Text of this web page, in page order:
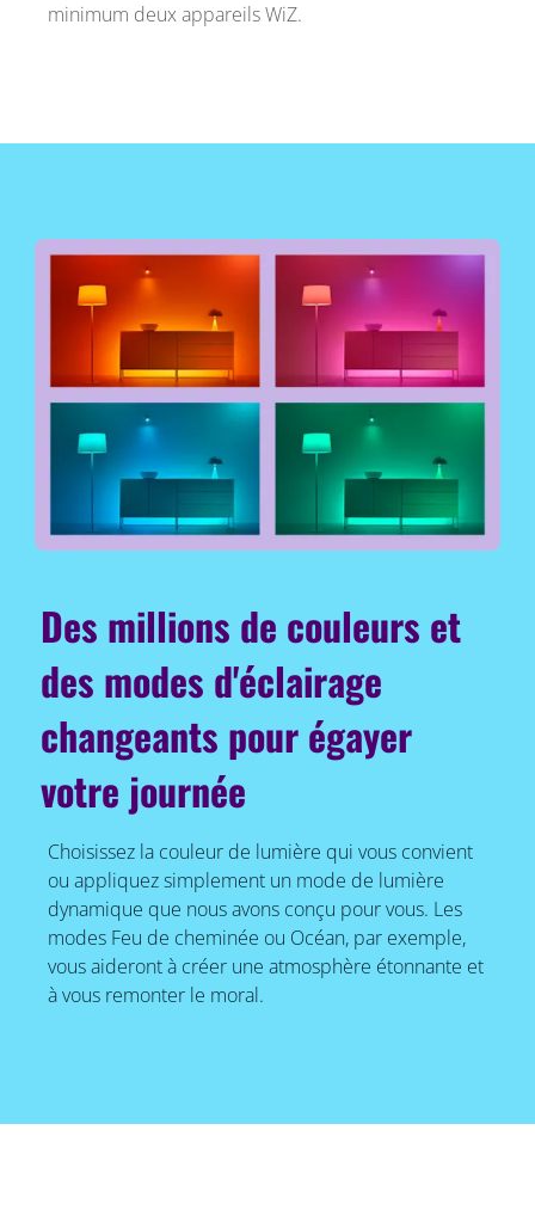
minimum deux appareils WiZ.
Des millions de couleurs et
des modes d'éclairage
changeants pour égayer
votre journée
Choisissez la couleur de lumière qui vous convient
ou appliquez simplement un mode de lumière
dynamique que nous avons conçu pour vous. Les
modes Feu de cheminée ou Océan, par exemple,
vous aideront à créer une atmosphère étonnante et
à vous remonter le moral.